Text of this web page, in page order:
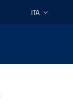
Lingua attiva:
ITA